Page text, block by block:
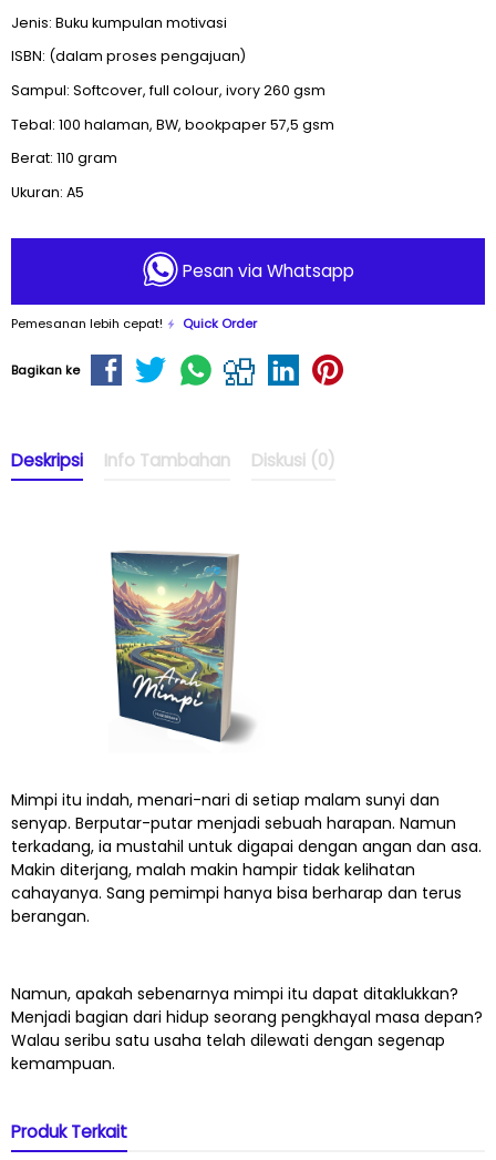
Jenis: Buku kumpulan motivasi
ISBN: (dalam proses pengajuan)
Sampul: Softcover, full colour, ivory 260 gsm
Tebal: 100 halaman, BW, bookpaper 57,5 gsm
Berat: 110 gram
Ukuran: A5
Pesan via Whatsapp
Pemesanan lebih cepat! Quick Order
Bagikan ke
Deskripsi Info Tambahan Diskusi (0)
Mimpi itu indah, menari-nari di setiap malam sunyi dan
senyap. Berputar-putar menjadi sebuah harapan. Namun
terkadang, ia mustahil untuk digapai dengan angan dan asa.
Makin diterjang, malah makin hampir tidak kelihatan
cahayanya. Sang pemimpi hanya bisa berharap dan terus
berangan.
Namun, apakah sebenarnya mimpi itu dapat ditaklukkan?
Menjadi bagian dari hidup seorang pengkhayal masa depan?
Walau seribu satu usaha telah dilewati dengan segenap
kemampuan.
Produk Terkait